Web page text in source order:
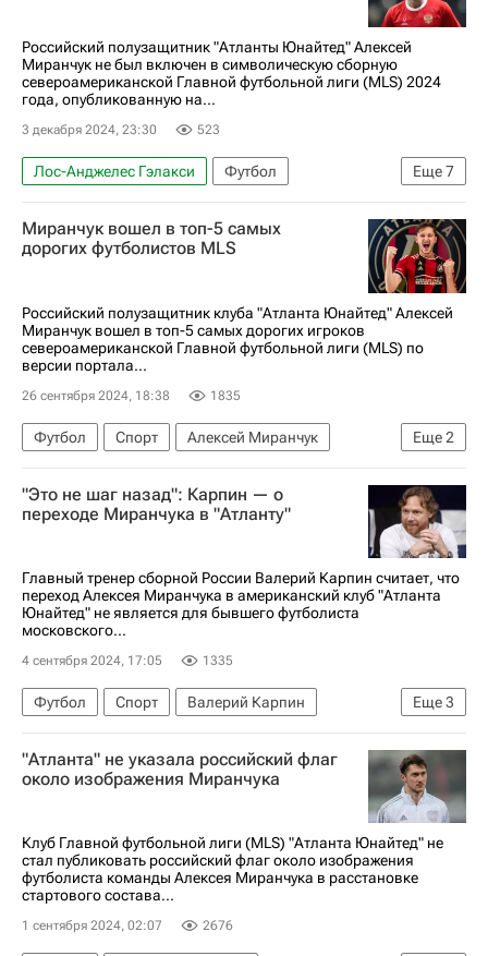
Российский полузащитник "Атланты Юнайтед" Алексей
Миранчук не был включен в символическую сборную
североамериканской Главной футбольной лиги (MLS) 2024
года, опубликованную на...
3 декабря 2024, 23:30 523
Еще7
Лос-Анджелес Гэлакси
Футбол
Алексей Миранчук
Лионель Месси
Стивен Морейра
Коламбус Крю
Интер Майами
Миранчук вошел в топ-5 самых
дорогих футболистов MLS
Российский полузащитник клуба "Атланта Юнайтед" Алексей
Миранчук вошел в топ-5 самых дорогих игроков
североамериканской Главной футбольной лиги (MLS) по
версии портала...
26 сентября 2024, 18:38 1835
Еще2
Футбол Спорт
Алексей Миранчук
Атланта Юнайтед
Major League Soccer 2025
"Это не шаг назад": Карпин — о
переходе Миранчука в "Атланту"
Главный тренер сборной России Валерий Карпин считает, что
переход Алексея Миранчука в американский клуб "Атланта
Юнайтед" не является для бывшего футболиста
московского...
4 сентября 2024, 17:05 1335
Еще3
Футбол Спорт
Валерий Карпин
Алексей Миранчук
Атланта Юнайтед
Сборная России по футболу
"Атланта" не указала российский флаг
около изображения Миранчука
Клуб Главной футбольной лиги (MLS) "Атланта Юнайтед" не
стал публиковать российский флаг около изображения
футболиста команды Алексея Миранчука в расстановке
стартового состава...
1 сентября 2024, 02:07 2676